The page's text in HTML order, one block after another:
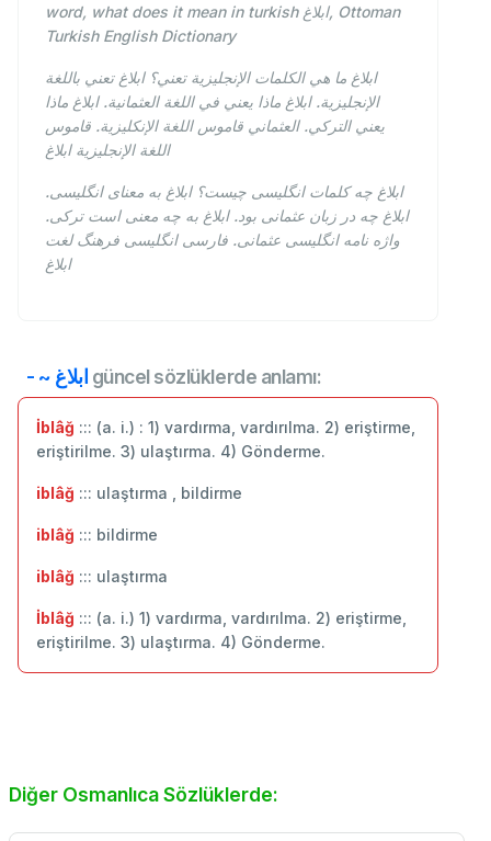
word, what does it mean in turkish ابلاغ, Ottoman
Turkish English Dictionary
ابلاغ ما هي الكلمات الإنجليزية تعني؟ ابلاغ تعني باللغة
الإنجليزية. ابلاغ ماذا يعني في اللغة العثمانية. ابلاغ ماذا
يعني التركي. العثماني قاموس اللغة الإنكليزية. قاموس
اللغة الإنجليزية ابلاغ
ابلاغ چه کلمات انگلیسی چیست؟ ابلاغ به معنای انگلیسی.
ابلاغ چه در زبان عثمانی بود. ابلاغ به چه معنی است ترکی.
واژه نامه انگلیسی عثمانی. فارسی انگلیسی فرهنگ لغت
ابلاغ
- ~ ابلاغ güncel sözlüklerde anlamı:
İblâğ ::: (a. i.) : 1) vardırma, vardırılma. 2) eriştirme,
eriştirilme. 3) ulaştırma. 4) Gönderme.
iblâğ ::: ulaştırma , bildirme
iblâğ ::: ‬bildirme
iblâğ ::: ulaştırma
İblâğ ::: (a. i.) 1) vardırma, vardırılma. 2) eriştirme,
eriştirilme. 3) ulaştırma. 4) Gönderme.
Diğer Osmanlıca Sözlüklerde: